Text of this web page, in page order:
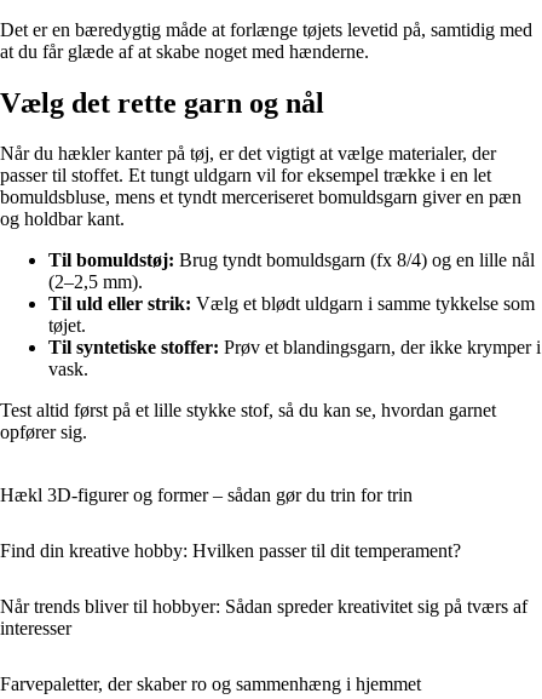
Det er en bæredygtig måde at forlænge tøjets levetid på, samtidig med
at du får glæde af at skabe noget med hænderne.
Vælg det rette garn og nål
Når du hækler kanter på tøj, er det vigtigt at vælge materialer, der
passer til stoffet. Et tungt uldgarn vil for eksempel trække i en let
bomuldsbluse, mens et tyndt merceriseret bomuldsgarn giver en pæn
og holdbar kant.
Til bomuldstøj: Brug tyndt bomuldsgarn (fx 8/4) og en lille nål
(2–2,5 mm).
Til uld eller strik: Vælg et blødt uldgarn i samme tykkelse som
tøjet.
Til syntetiske stoffer: Prøv et blandingsgarn, der ikke krymper i
vask.
Test altid først på et lille stykke stof, så du kan se, hvordan garnet
opfører sig.
Hækl 3D-figurer og former – sådan gør du trin for trin
Find din kreative hobby: Hvilken passer til dit temperament?
Når trends bliver til hobbyer: Sådan spreder kreativitet sig på tværs af
interesser
Farvepaletter, der skaber ro og sammenhæng i hjemmet